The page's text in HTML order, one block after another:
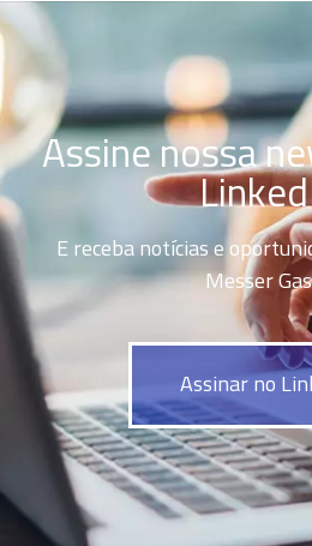
Assine nossa
E receba notícias e
Messer
Assinar no